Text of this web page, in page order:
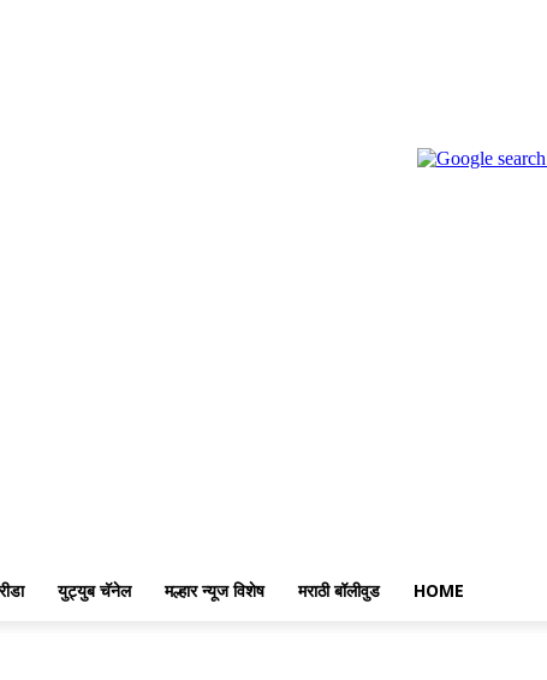
युट्युब चॅनेल मल्हार न्यूज विशेष मराठी बॉलीवुड HOME